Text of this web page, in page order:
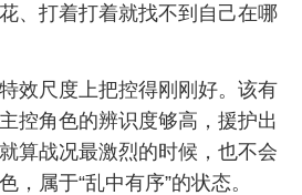
、打着打着就找不到自己在哪
尺度上把控得刚刚好。该有
控角色的辨识度够高，援护出
算战况最激烈的时候，也不会
，属于“乱中有序”的状态。